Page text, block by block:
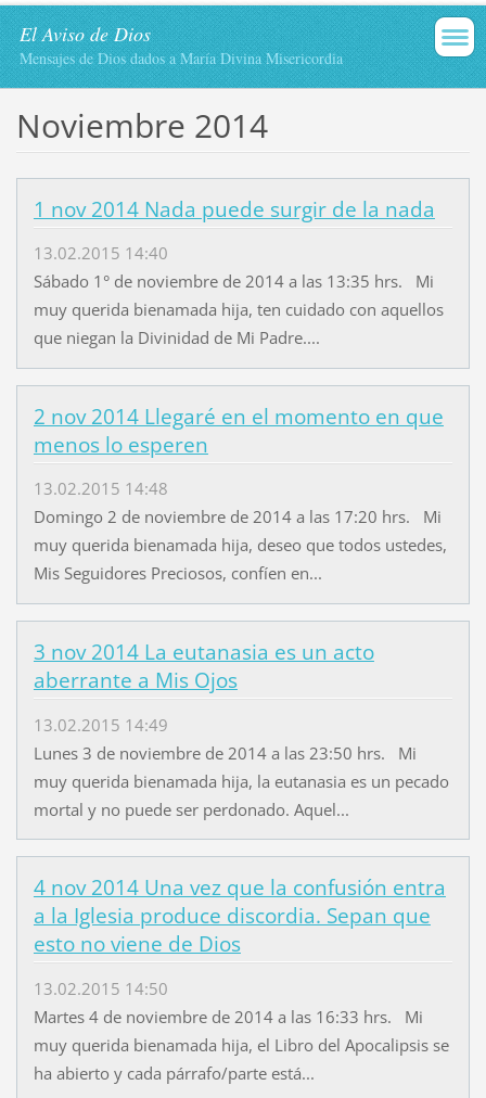
El Aviso de Dios
Mensajes de Dios dados a María Divina Misericordia
Noviembre 2014
1 nov 2014 Nada puede surgir de la nada
13.02.2015 14:40
Sábado 1° de noviembre de 2014 a las 13:35 hrs. Mi
muy querida bienamada hija, ten cuidado con aquellos
que niegan la Divinidad de Mi Padre....
2 nov 2014 Llegaré en el momento en que
menos lo esperen
13.02.2015 14:48
Domingo 2 de noviembre de 2014 a las 17:20 hrs. Mi
muy querida bienamada hija, deseo que todos ustedes,
Mis Seguidores Preciosos, confíen en...
3 nov 2014 La eutanasia es un acto
aberrante a Mis Ojos
13.02.2015 14:49
Lunes 3 de noviembre de 2014 a las 23:50 hrs. Mi
muy querida bienamada hija, la eutanasia es un pecado
mortal y no puede ser perdonado. Aquel...
4 nov 2014 Una vez que la confusión entra
a la Iglesia produce discordia. Sepan que
esto no viene de Dios
13.02.2015 14:50
Martes 4 de noviembre de 2014 a las 16:33 hrs. Mi
muy querida bienamada hija, el Libro del Apocalipsis se
ha abierto y cada párrafo/parte está...